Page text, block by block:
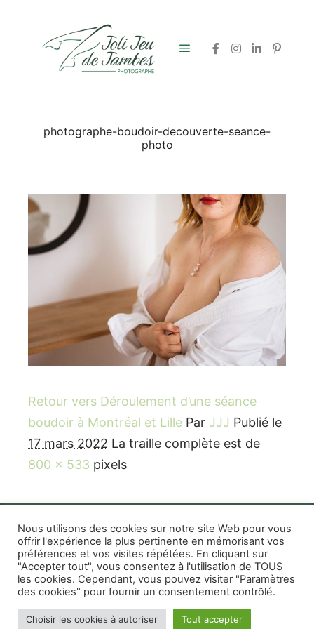
photographe-boudoir-decouverte-seance-
photo
Retour vers Déroulement d’une séance
boudoir à Montréal et Lille Par JJJ Publié le
17 mars 2022 La traille complète est de
800 × 533 pixels
Rife WordPress Theme|Photographe boudoir et
photo thérapeutique Montréal Lille Avignon
Photographe mariage et famille Montréal|
Photographe commercial Montréal|Mentions
Nous utilisons des cookies sur notre site Web pour vous
offrir l'expérience la plus pertinente en mémorisant vos
préférences et vos visites répétées. En cliquant sur
"Accepter tout", vous consentez à l'utilisation de TOUS
les cookies. Cependant, vous pouvez visiter "Paramètres
des cookies" pour fournir un consentement contrôlé.
Choisir les cookies à autoriser Tout accepter